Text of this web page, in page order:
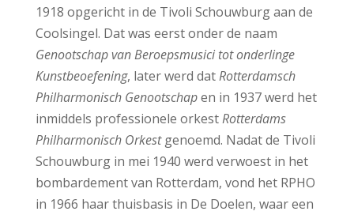
1918 opgericht in de Tivoli Schouwburg aan de
Coolsingel. Dat was eerst onder de naam
Genootschap van Beroepsmusici tot onderlinge
Kunstbeoefening, later werd datRotterdamsch
Philharmonisch Genootschapen in 1937 werd het
inmiddels professionele orkestRotterdams
Philharmonisch Orkestgenoemd. Nadat de Tivoli
Schouwburg in mei 1940 werd verwoest in het
bombardement van Rotterdam, vond het RPHO
in 1966 haar thuisbasis in De Doelen, waar een